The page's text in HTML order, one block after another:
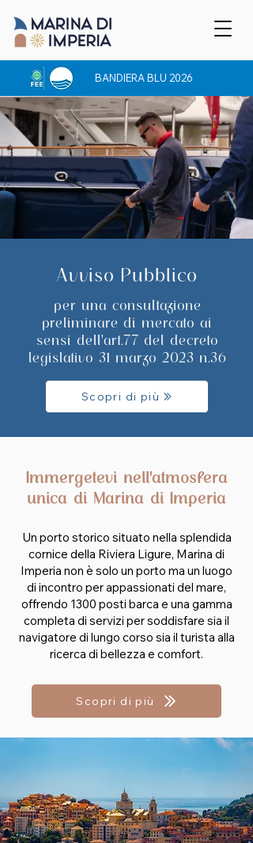
BANDIERA BLU 2026
Avviso Pubblico
per una consultazione
preliminare di mercato ai
sensi dell'art.77 del decreto
legislativo 31 marzo 2023 n.36
Scopri di più
Immergetevi nell'atmosfera
unica di Marina di Imperia
Un porto storico situato nella splendida
cornice della Riviera Ligure, Marina di
Imperia non è solo un porto ma un luogo
di incontro per appassionati del mare,
offrendo 1300 posti barca e una gamma
completa di servizi per soddisfare sia il
navigatore di lungo corso sia il turista alla
ricerca di bellezza e comfort.
Scopri di più